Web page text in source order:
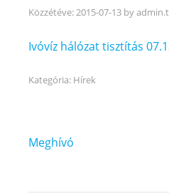
Közzétéve:2015-07-13 by
Ivóvíz hálózat tisztítás
Kategória: Hírek
Bejegyzés
Meghívó